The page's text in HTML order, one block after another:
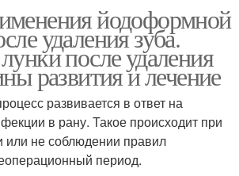
йодоформной
удаления зуба.
после удаления
развития и лечение
развивается в ответ на
в рану. Такое происходит при
или не соблюдении правил
период.